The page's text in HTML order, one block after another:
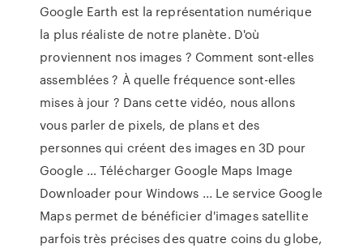
Google Earth est la représentation numérique
la plus réaliste de notre planète. D'où
proviennent nos images ? Comment sont-elles
assemblées ? À quelle fréquence sont-elles
mises à jour ? Dans cette vidéo, nous allons
vous parler de pixels, de plans et des
personnes qui créent des images en 3D pour
Google … Télécharger Google Maps Image
Downloader pour Windows ... Le service Google
Maps permet de bénéficier d'images satellite
parfois très précises des quatre coins du globe,